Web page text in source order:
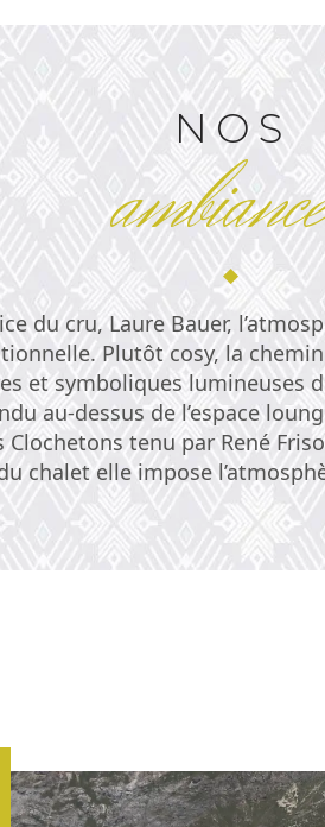
NOS
◆
du cru, Laure Bauer,
Plutôt cosy, la
et symboliques lumineuses
au-dessus de l’espace
tenu par René
chalet elle impose